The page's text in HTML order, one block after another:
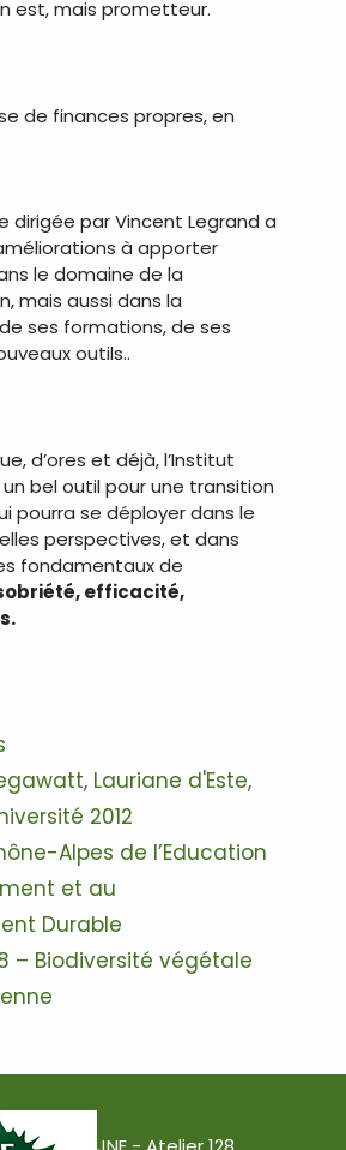
est, mais prometteur.
de finances propres, en
dirigée par Vincent Legrand a
à apporter
le domaine de la
mais aussi dans la
ses formations, de ses
outils..
d’ores et déjà, l’Institut
bel outil pour une transition
pourra se déployer dans le
perspectives, et dans
fondamentaux de
efficacité,
, Lauriane d'Este,
2012
Alpes de l’Education
et au
Durable
– Biodiversité végétale